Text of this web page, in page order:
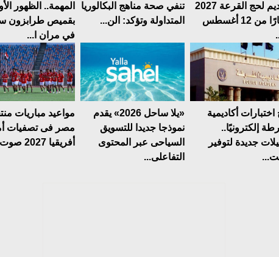
التقديم لحج القرعة 2027
اعتبارًا من 12 أغسطس
تنفي صحة مناهج البكالوريا
المتداولة وتؤكد: الن...
المهمة.. الظهور
بقميص طرابزون
في مران ا...
اختبارات أكاديمية
إلكترونيًا..
جديدة لتوفير
«يلا ساحل 2026» يقدم
نموذجا جديدا للتسويق
السياحى عبر المحتوى
التفاعلى...
مواعيد مباريات
مصر فى تصفيات
أفريقيا 2027 صوت الأمة